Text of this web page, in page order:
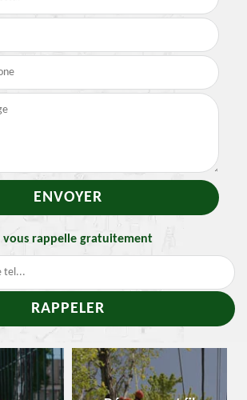
vous rappelle gratuitement